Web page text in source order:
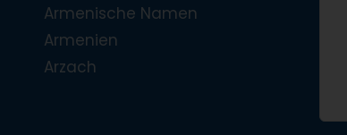
Armenische Namen
Armenien
Arzach